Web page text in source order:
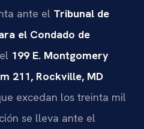
ante el Tribunal de
el Condado de
199 E. Montgomery
211, Rockville, MD
excedan los treinta mil
se lleva ante el